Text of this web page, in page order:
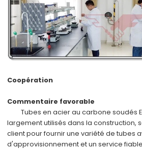
Coopération
Commentaire favorable
Tubes en acier au carbone soudés
largement utilisés dans la construction,
clientpour fournir une variété de tubes
d'approvisionnementetun service fiable